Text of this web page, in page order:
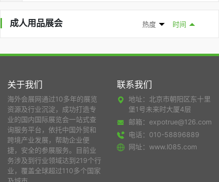
成人用品展会 热度 时间
关于我们
海外会展网通过10多年的展览
资源及行业沉淀，成功打造专
业的国内国际展览会一站式查
询服务平台，依托中国外贸和
跨境产业发展，帮助企业便
捷，安全的参展服务。目前业
务涉及到行业领域达到219个行
业，覆盖全球超过110多个国家
联系我们
地址：北京市朝阳区东十里
堡1号未来时大厦4层
邮箱：expotrue@126.com
电话：010-58896889
网址：www.l085.com